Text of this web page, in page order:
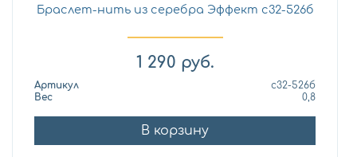
Браслет-нить из серебра Эффект с32-526б
1 290 руб.
Артикул
с32-526б
Вес
0,8
В корзину